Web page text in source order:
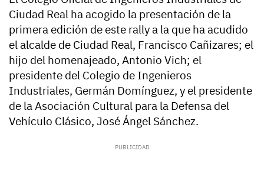
Ciudad Real ha acogido la presentación de la
primera edición de este rally a la que ha acudido
el alcalde de Ciudad Real, Francisco Cañizares; el
hijo del homenajeado, Antonio Vich; el
presidente del Colegio de Ingenieros
Industriales, Germán Domínguez, y el presidente
de la Asociación Cultural para la Defensa del
Vehículo Clásico, José Ángel Sánchez.